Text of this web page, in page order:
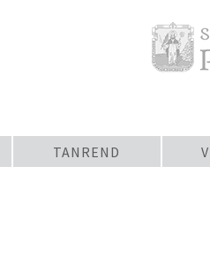
TANREND